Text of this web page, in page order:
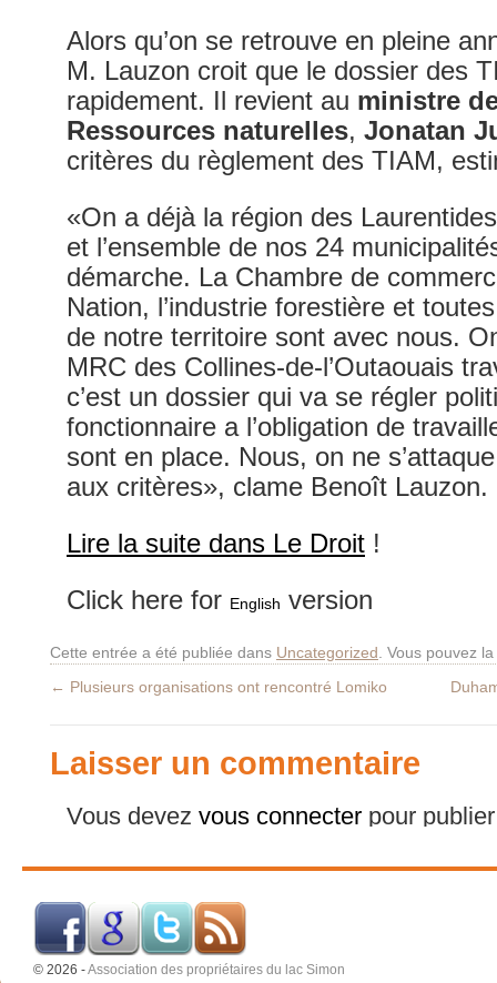
Alors qu’on se retrouve en pleine
M. Lauzon croit que le dossier des
rapidement. Il revient au ministre
Ressources naturelles, Jonatan
critères du règlement des TIAM,
«On a déjà la région des
et l’ensemble de nos 24
démarche. La Chambre de
Nation, l’industrie forestière et
de notre territoire sont avec nous.
MRC des Collines-de-l’Outaouais
c’est un dossier qui va se régler
fonctionnaire a l’obligation de
sont en place. Nous, on ne
aux critères», clame Benoît Lauzon.
Lire la suite dans Le Droit !
Click here for English version
Cette entrée a été publiée dans Uncategorized . Vous pouvez
← Plusieurs organisations ont rencontré Lomiko
Laisser un commentaire
Vous devez vous connecter pour
© 2026 -Association des propriétaires du lac Simon